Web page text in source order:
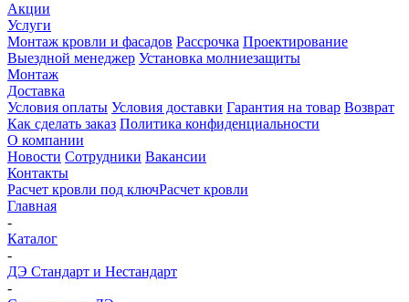
Акции
Услуги
Монтаж кровли и фасадов Рассрочка Проектирование
Выездной менеджер Установка молниезащиты
Монтаж
Доставка
Условия оплаты Условия доставки Гарантия на товар Возврат
Как сделать заказ Политика конфиденциальности
О компании
Новости Сотрудники Вакансии
Контакты
Расчет кровли под ключРасчет кровли
Главная
-
Каталог
-
ДЭ Стандарт и Нестандарт
-